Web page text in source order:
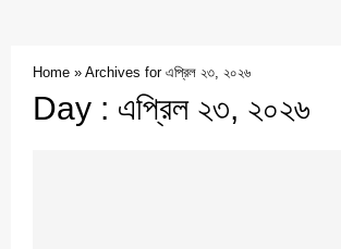
Home » Archives for এপ্রিল ২৩, ২০২৬
Day : এপ্রিল ২৩, ২০২৬